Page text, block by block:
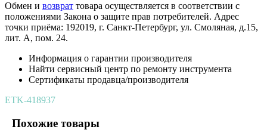
Обмен и возврат товара осуществляется в соответствии с
положениями Закона о защите прав потребителей. Адрес
точки приёма: 192019, г. Санкт-Петербург, ул. Смоляная, д.15,
лит. А, пом. 24.
Информация о гарантии производителя
Найти сервисный центр по ремонту инструмента
Сертификаты продавца/производителя
ETK-418937
Похожие товары